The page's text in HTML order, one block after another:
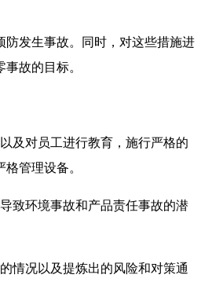
防发生事故。同时，对这些措施进
故的目标。
及对员工进行教育，施行严格的
管理设备。
致环境事故和产品责任事故的潜
情况以及提炼出的风险和对策通